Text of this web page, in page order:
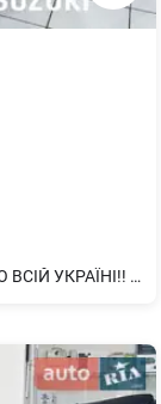
В НАЯВНОСТІ У м. Одеса !! ДОСТАВЛЯЄМО ПО ВСІЙ УКРАЇНІ!! НАБЕРІТЬ НАС І МИ ПІДБЕРЕМО ДЛЯ ВАС НАЙЗРУЧНІШИЙ ФОРМАТ ПОКУПКИ !!!! БІЛЬШ ДЕТАЛЬНО ЗА ТЕЛЕФОНОМ !! НАБИРІТЬ І МИ ПІДБЕРЕМО НАЙБІЛЬШ КОМФОРТНИЙ ДЛЯ ВАС ФОРМАТ ПОКУПКИ !!!! ОФІЦІЙНИЙ ДИЛЕРСЬКИЙ ЦЕНТР ДП "АВТОТРЕЙДІНГ-ОДЕСА" Уявіть найбільш захопливий спосіб об’їхати планету на двох колесах. Маючи невичерпний потенціал, туристичний мотоцикл V-STROM 1050 DE стане ідеальним супутником в нескінченних подорожах будь-якими дорогами.